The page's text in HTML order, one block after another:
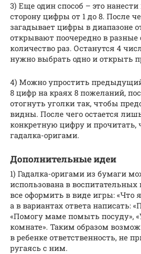
3) Еще один способ – это
сторону цифры от 1 до 8. После
загадывает цифры в диапазоне
открывают поочередно в разные
количество раз. Останутся 4
нужно выбрать одно и открыть
4) Можно упростить
8 цифр на краях 8 пожеланий,
отогнуть уголки так, чтобы
видны. После чего остается
конкретную цифру и прочитать,
гадалка-оригами.
Дополнительные идеи
1) Гадалка-оригами из бумаги
использована в
все оформить в виде игры: «Что
а в вариантах ответа написать:
«Помогу маме помыть посуду»,
комнате». Таким образом
в ребенке ответственность, не
ругаясь с ним.